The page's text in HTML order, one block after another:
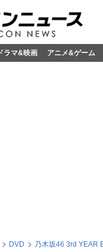
ドラマ&映画 アニメ&ゲーム
DVD 乃木坂46 3rd YEAR